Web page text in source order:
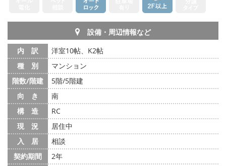
設備・周辺情報など
内 訳
洋室10帖、K2帖
種 別
マンション
階数/階建
5階/5階建
向 き
南
構 造
RC
現 況
居住中
入 居
相談
契約期間
2年